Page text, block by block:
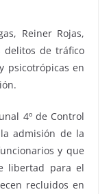
Reiner Rojas,
delitos de tráfico
psicotrópicas en
4º de Control
admisión de la
y que
libertad para el
recluidos en